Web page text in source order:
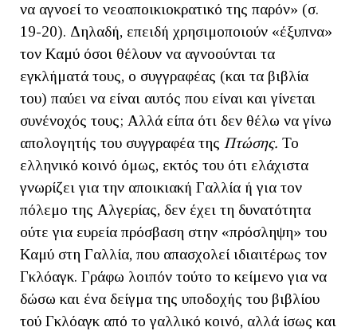
να αγνοεί το νεοαποικιοκρατικό της παρόν» (σ.
19-20). Δηλαδή, επειδή χρησιμοποιούν «έξυπνα»
τον Καμύ όσοι θέλουν να αγνοούνται τα
εγκλήματά τους, ο συγγραφέας (και τα βιβλία
του) παύει να είναι αυτός που είναι και γίνεται
συνένοχός τους; Αλλά είπα ότι δεν θέλω να γίνω
απολογητής του συγγραφέα της Πτώσης. Το
ελληνικό κοινό όμως, εκτός του ότι ελάχιστα
γνωρίζει για την αποικιακή Γαλλία ή για τον
πόλεμο της Αλγερίας, δεν έχει τη δυνατότητα
ούτε για ευρεία πρόσβαση στην «πρόσληψη» του
Καμύ στη Γαλλία, που απασχολεί ιδιαιτέρως τον
Γκλόαγκ. Γράφω λοιπόν τούτο το κείμενο για να
δώσω και ένα δείγμα της υποδοχής του βιβλίου
τού Γκλόαγκ από το γαλλικό κοινό, αλλά ίσως και